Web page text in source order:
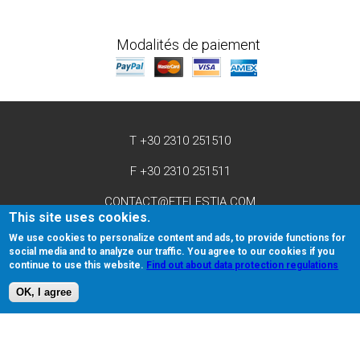
Modalités de paiement
T +30 2310 251510
F +30 2310 251511
CONTACT@ETELESTIA.COM
© 2026 eTelestia.
This site uses cookies.
We use cookies to personalize content and ads, to provide functions for
social media and to analyze our traffic. You agree to our cookies if you
continue to use this website. Find out about data protection regulations
OK, I agree